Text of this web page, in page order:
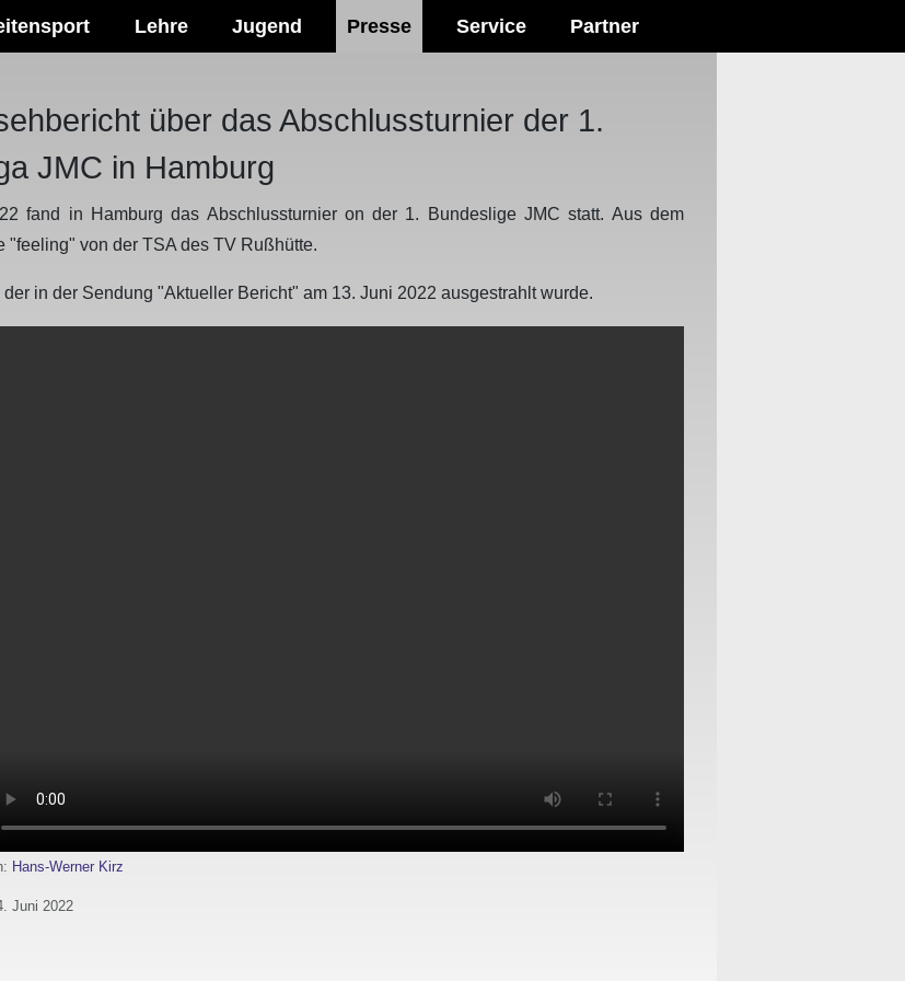
Lehre Jugend Presse Service Partner
über das Abschlussturnier der 1.
JMC in Hamburg
fand in Hamburg das Abschlussturnier on der 1. Bundeslige JMC statt. Aus dem
"feeling" von der TSA des TV Rußhütte.
der in der Sendung "Aktueller Bericht" am 13. Juni 2022 ausgestrahlt wurde.
Hans-Werner Kirz
Juni 2022